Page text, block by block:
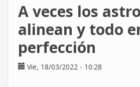
respecto
paro
de
dos
horas
A veces los
alinean y todo
perfección
Vie, 18/03/2022 - 10:28